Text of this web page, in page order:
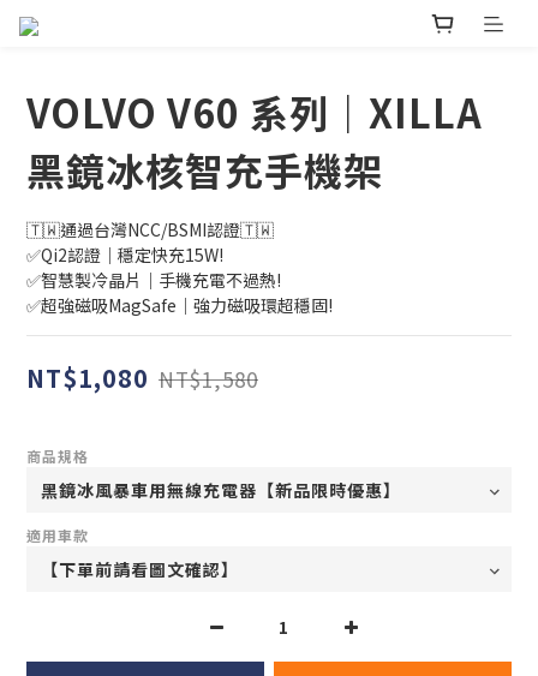
VOLVO V60 系列｜XILLA
黑鏡冰核智充手機架
🇹🇼通過台灣NCC/BSMI認證🇹🇼
✅Qi2認證｜穩定快充15W!
✅智慧製冷晶片｜手機充電不過熱!
✅超強磁吸MagSafe｜強力磁吸環超穩固!
NT$1,080 NT$1,580
商品規格
適用車款